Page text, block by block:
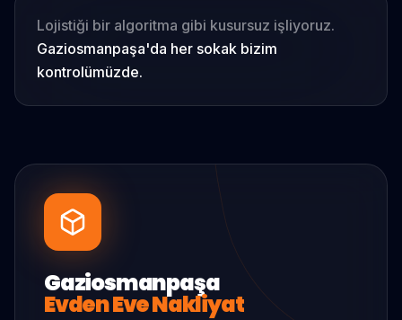
Lojistiği bir algoritma gibi kusursuz işliyoruz.
Gaziosmanpaşa'da her sokak bizim
kontrolümüzde.
Gaziosmanpaşa
Evden Eve Nakliyat